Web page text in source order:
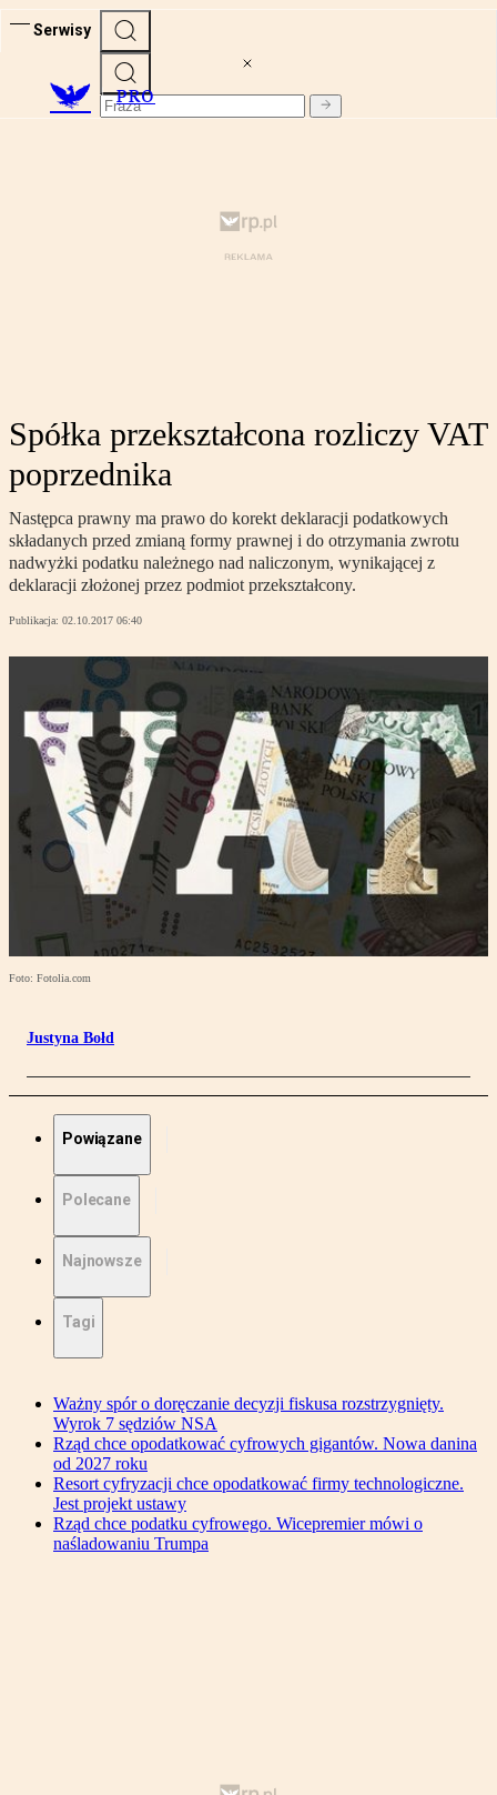
Serwisy
PRO
Spółka przekształcona rozliczy VAT
poprzednika
Następca prawny ma prawo do korekt deklaracji podatkowych
składanych przed zmianą formy prawnej i do otrzymania zwrotu
nadwyżki podatku należnego nad naliczonym, wynikającej z
deklaracji złożonej przez podmiot przekształcony.
Publikacja: 02.10.2017 06:40
Foto: Fotolia.com
Justyna Bołd
Powiązane
Polecane
Najnowsze
Tagi
Ważny spór o doręczanie decyzji fiskusa rozstrzygnięty.
Wyrok 7 sędziów NSA
Rząd chce opodatkować cyfrowych gigantów. Nowa danina
od 2027 roku
Resort cyfryzacji chce opodatkować firmy technologiczne.
Jest projekt ustawy
Rząd chce podatku cyfrowego. Wicepremier mówi o
naśladowaniu Trumpa